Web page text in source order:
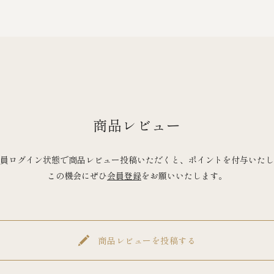
商品レビュー
ログイン状態で商品レビュー投稿いただくと、ポイントを付与いた
この機会にぜひ会員登録をお願いいたします。
商品レビューを投稿する